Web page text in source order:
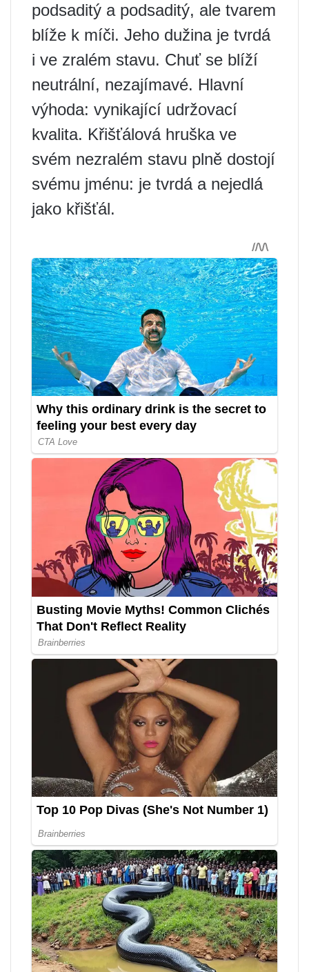
podsaditý a podsaditý, ale tvarem
blíže k míči. Jeho dužina je tvrdá
i ve zralém stavu. Chuť se blíží
neutrální, nezajímavé. Hlavní
výhoda: vynikající udržovací
kvalita. Křišťálová hruška ve
svém nezralém stavu plně dostojí
svému jménu: je tvrdá a nejedlá
jako křišťál.